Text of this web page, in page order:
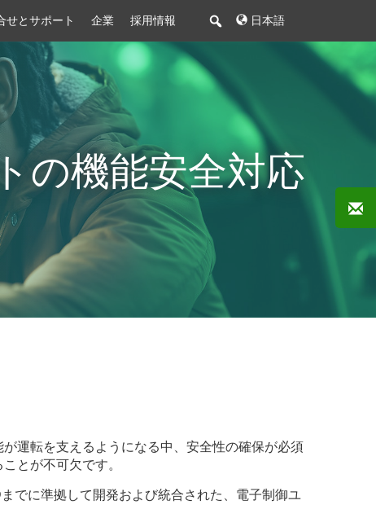
せとサポート 企業 採用情報 日本語
の機能安全対応
運転を支えるようになる中、安全性の確保が必須
とが不可欠です。
でに準拠して開発および統合された、電子制御ユ